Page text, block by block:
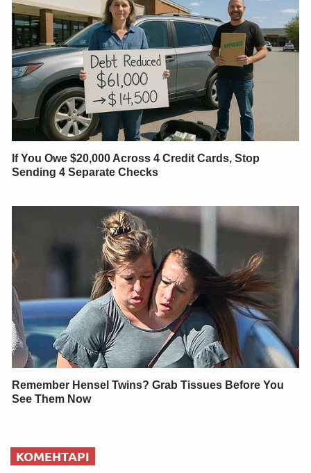
If You Owe $20,000 Across 4 Credit Cards, Stop
Sending 4 Separate Checks
Remember Hensel Twins? Grab Tissues Before You
See Them Now
КОМЕНТАРІ